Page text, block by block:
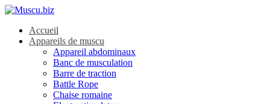
Accueil
Appareils de muscu
Appareil abdominaux
Banc de musculation
Barre de traction
Battle Rope
Chaise romaine